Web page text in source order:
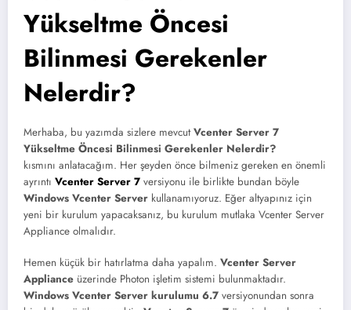
Yükseltme Öncesi
Bilinmesi Gerekenler
Nelerdir?
Merhaba, bu yazımda sizlere mevcutVcenter Server 7
Yükseltme Öncesi Bilinmesi Gerekenler Nelerdir?
kısmını anlatacağım. Her şeyden önce bilmeniz gereken en önemli
ayrıntı Vcenter Server 7 versiyonu ile birlikte bundan böyle
Windows Vcenter Server kullanamıyoruz. Eğer altyapınız için
yeni bir kurulum yapacaksanız, bu kurulum mutlaka Vcenter Server
Appliance olmalıdır.
Hemen küçük bir hatırlatma daha yapalım. Vcenter Server
Appliance üzerinde Photon işletim sistemi bulunmaktadır.
Windows Vcenter Server kurulumu 6.7 versiyonundan sonra